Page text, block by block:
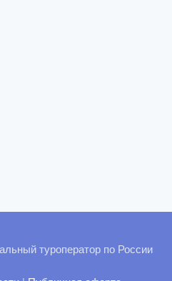
туроператор по России